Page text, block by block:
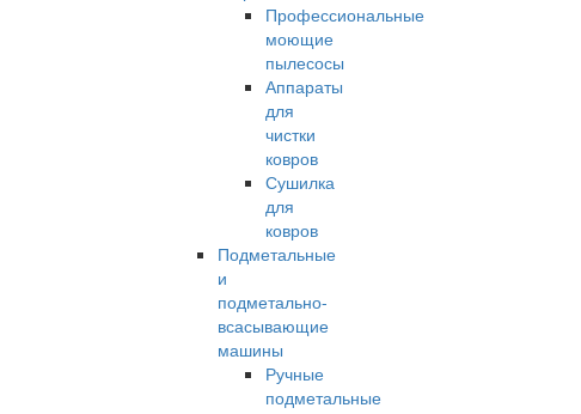
Профессиональные
моющие
пылесосы
Аппараты
для
чистки
ковров
Сушилка
для
ковров
Подметальные
и
подметально-
всасывающие
машины
Ручные
подметальные